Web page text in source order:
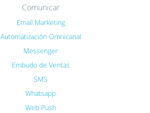
Comunicar
Email Marketing
Automatización Omnicanal
Messenger
Embudo de Ventas
SMS
Whatsapp
Web Push